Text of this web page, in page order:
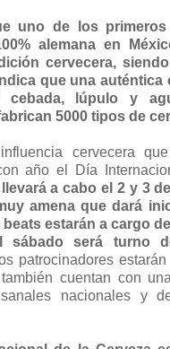
uno de los
alemana en
cervecera,
que una auténtica
cebada, lúpulo y
5000 tipos de
cervecera
año el Día
llevará a cabo el 2 y 3
amena que dará
estarán a cargo
sábado será turno
patrocinadores
cuentan con
nacionales y